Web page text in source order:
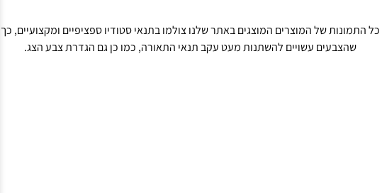
כל התמונות של המוצרים המוצגים באתר שלנו צולמו בתנאי סטודיו ספציפיים ומקצועיים, כך
שהצבעים עשויים להשתנות מעט עקב תנאי התאורה, כמו כן גם הגדרת צבע הצג.